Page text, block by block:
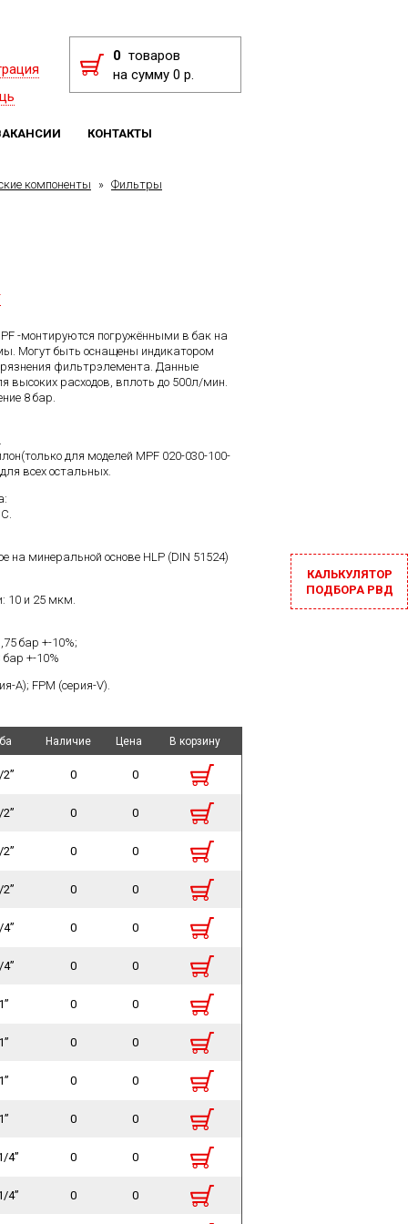
0 товаров
на сумму 0 р.
КОНТАКТЫ
компоненты » Фильтры
-монтируются погружёнными в бак на
Могут быть оснащены индикатором
фильтрэлемента. Данные
высоких расходов, вплоть до 500л/мин.
8 бар.
для моделей MPF 020-030-100-
всех остальных.
на минеральной основе HLP (DIN 51524)
10 и 25 мкм.
бар +-10%;
+-10%
А); FPM (серия-V).
Наличие Цена В корзину
2” 0 0
2” 0 0
2” 0 0
2” 0 0
0 0
0 0
1” 0 0
1” 0 0
1” 0 0
1” 0 0
4” 0 0
4” 0 0
Наличие Цена В корзину
КАЛЬКУЛЯТОР
ПОДБОРА РВД